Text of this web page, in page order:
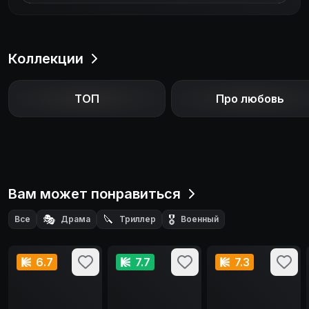
война становится больше, чем работой жизнью.
Коллекции
ТОП Про любовь
Вам может понравиться
Все 🎭 Драма 🔪 Триллер 🎖️ Военный
6.7 7.7 7.3